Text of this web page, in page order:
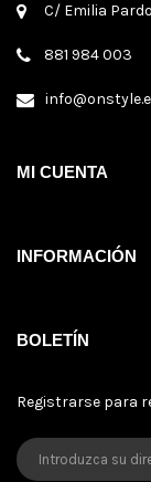
C/ Emilia
881 984 003
MI CUENTA
INFORMACIÓN
BOLETÍN
Registrarse para